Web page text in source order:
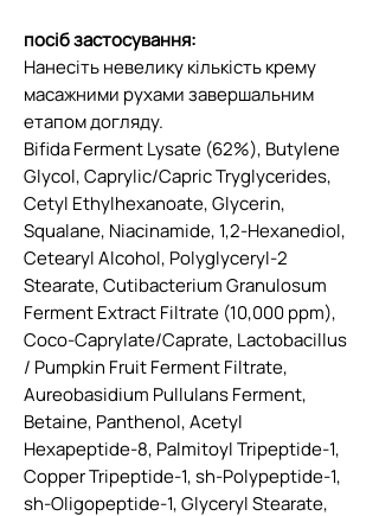
посіб застосування:
Нанесіть невелику кількість крему
масажними рухами завершальним
етапом догляду.
Bifida Ferment Lysate (62%), Butylene
Glycol, Caprylic/Capric Tryglycerides,
Cetyl Ethylhexanoate, Glycerin,
Squalane, Niacinamide, 1,2-Hexanediol,
Cetearyl Alcohol, Polyglyceryl-2
Stearate, Cutibacterium Granulosum
Ferment Extract Filtrate (10,000 ppm),
Coco-Caprylate/Caprate, Lactobacillus
/ Pumpkin Fruit Ferment Filtrate,
Aureobasidium Pullulans Ferment,
Betaine, Panthenol, Acetyl
Hexapeptide-8, Palmitoyl Tripeptide-1,
Copper Tripeptide-1, sh-Polypeptide-1,
sh-Oligopeptide-1, Glyceryl Stearate,